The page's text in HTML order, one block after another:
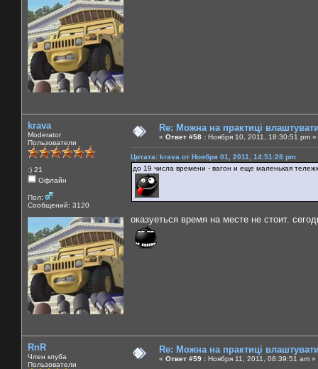
krava
Moderator
Пользователи
:) 21
Офлайн
Пол:
Сообщений: 3120
Re: Можна на практиці
« Ответ #58 : Ноября 10, 2011, 18:30:51 pm »
Цитата: krava от Ноября 01, 2011, 14:51:28 pm
до 19 числа времени - вагон и еще маленькая
оказуеться время на месте не стоит.
RnR
Член клуба
Пользователи
Re: Можна на практиці
« Ответ #59 : Ноября 11, 2011, 08:39:51 am »